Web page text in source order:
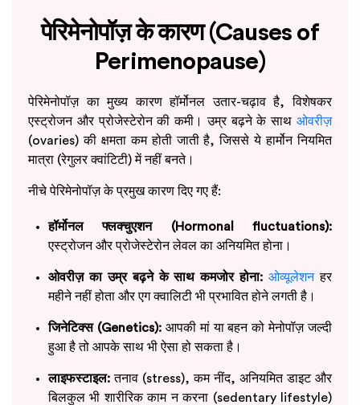
पेरिमेनोपॉज़ के कारण (Causes of
Perimenopause)
पेरिमेनोपॉज़ का मुख्य कारण हॉर्मोनल उतार-चढ़ाव है, विशेषकर
एस्ट्रोजन और प्रोजेस्टेरोन की कमी। उम्र बढ़ने के साथ ओवरीज़
(ovaries) की क्षमता कम होती जाती है, जिससे ये हार्मोन नियमित
मात्रा (रेगुलर क्वांटिटी) में नहीं बनते।
नीचे पेरिमेनोपॉज़ के प्रमुख कारण दिए गए हैं:
हॉर्मोनल फ्लक्चुएशन (Hormonal fluctuations):
एस्ट्रोजन और प्रोजेस्टेरोन लेवल का अनियमित होना।
ओवरीज़ का उम्र बढ़ने के साथ कमजोर होना:ओव्यूलेशनहर
महीने नहीं होता और एग क्वालिटी भी प्रभावित होने लगती है।
जिनेटिक्स (Genetics): आपकी मां या बहन को मेनोपॉज़ जल्दी
हुआ है तो आपके साथ भी ऐसा हो सकता है।
लाइफस्टाइल: तनाव (stress), कम नींद, अनियमित डाइट और
बिलकुल भी शारीरिक काम न करना (sedentary lifestyle)